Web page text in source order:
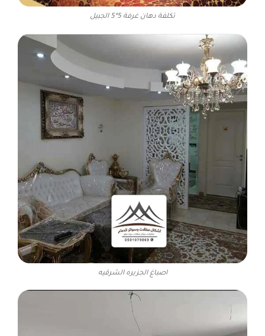
تكلفة دهان غرفة 5*5 الجبيل
اصباغ الجزيره الشرقيه